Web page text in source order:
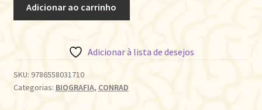
Adicionar ao carrinho
Adicionar à lista de desejos
SKU: 9786558031710
Categorias: BIOGRAFIA, CONRAD